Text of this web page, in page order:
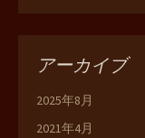
アーカイブ
2025年8月
2021年4月